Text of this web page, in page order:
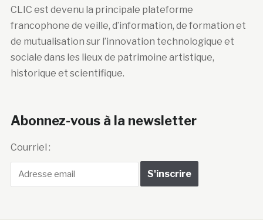
CLIC est devenu la principale plateforme
francophone de veille, d’information, de formation et
de mutualisation sur l’innovation technologique et
sociale dans les lieux de patrimoine artistique,
historique et scientifique.
Abonnez-vous à la newsletter
Courriel :